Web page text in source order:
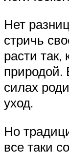
Нет
стричь
расти так,
природой.
силах
уход.
Но
все таки